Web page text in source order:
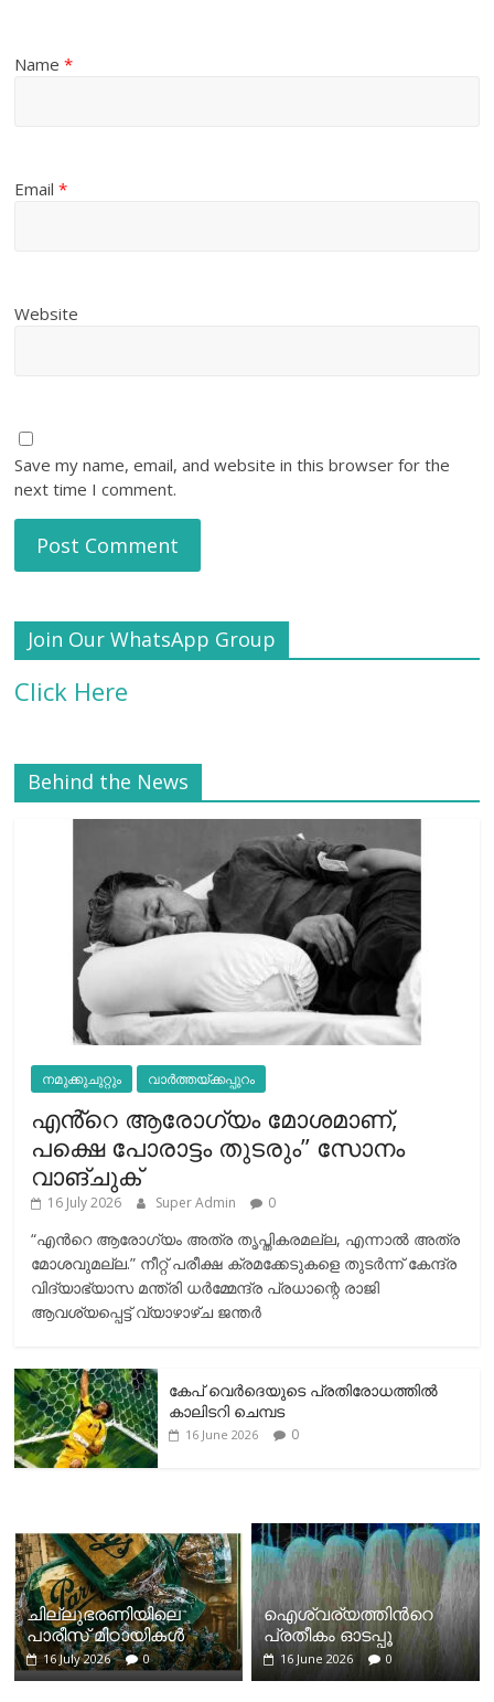
Name*
Email*
Website
Save my name, email, and website in this browser for the
next time I comment.
Join Our WhatsApp Group
Click Here
Behind the News
നമുക്കുചുറ്റും വാർത്തയ്ക്കപ്പുറം
എൻ്റെ ആരോഗ്യം മോശമാണ്,
പക്ഷെ പോരാട്ടം തുടരും” സോനം
വാങ്ചുക്
16 July 2026 Super Admin 0
“എന്‍റെ ആരോഗ്യം അത്ര തൃപ്തികരമല്ല, എന്നാൽ അത്ര
മോശവുമല്ല.” നീറ്റ് പരീക്ഷ ക്രമക്കേടുകളെ തുടർന്ന് കേന്ദ്ര
വിദ്യാഭ്യാസ മന്ത്രി ധർമ്മേന്ദ്ര പ്രധാന്റെ രാജി
ആവശ്യപ്പെട്ട് വ്യാഴാഴ്ച ജന്തർ
കേപ് വെര്‍ദെയുടെ പ്രതിരോധത്തില്‍
കാലിടറി ചെമ്പട
16 June 2026 0
ചില്ലുഭരണിയിലെ
പാരീസ് മിഠായികള്‍
16 July 2026 0
ഐശ്വര്യത്തിന്‍റെ
പ്രതീകം ഓടപ്പൂ
16 June 2026 0